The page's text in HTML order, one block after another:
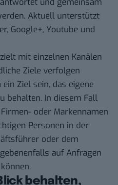
Aktuell unterstützt
Google+, Youtube und
mit einzelnen Kanälen
Ziele verfolgen
Ziel sein, das eigene
behalten. In diesem Fall
oder Markennamen
Personen in der
oder dem
auf Anfragen
behalten,